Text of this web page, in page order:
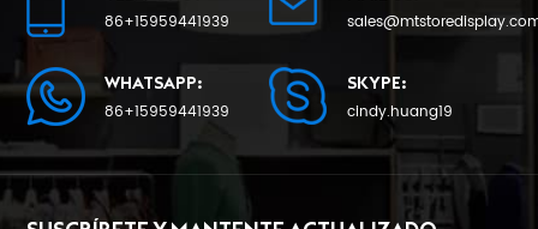
APRENDE MÁS APRENDE MÁS
86+15959441939
WHATSAPP:
86+15959441939
SKYPE:
cindy.huang19